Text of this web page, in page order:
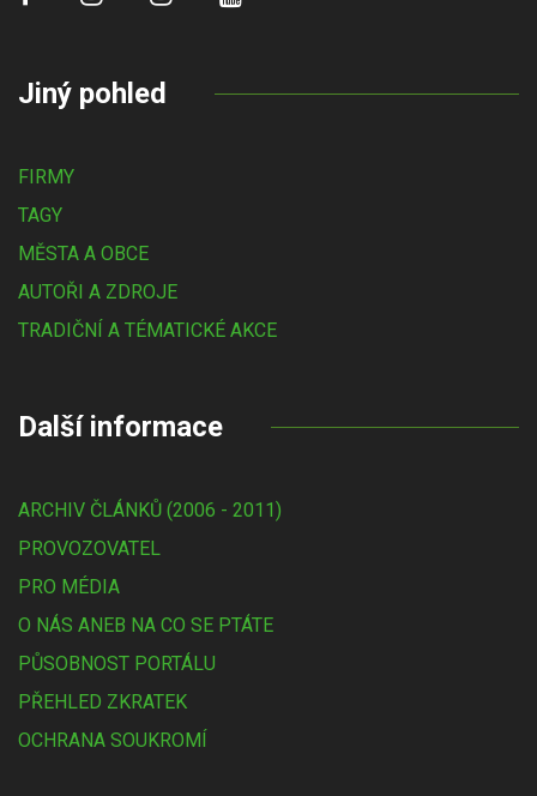
Jiný pohled
FIRMY
TAGY
MĚSTA A OBCE
AUTOŘI A ZDROJE
TRADIČNÍ A TÉMATICKÉ AKCE
Další informace
ARCHIV ČLÁNKŮ (2006 - 2011)
PROVOZOVATEL
PRO MÉDIA
O NÁS ANEB NA CO SE PTÁTE
PŮSOBNOST PORTÁLU
PŘEHLED ZKRATEK
OCHRANA SOUKROMÍ